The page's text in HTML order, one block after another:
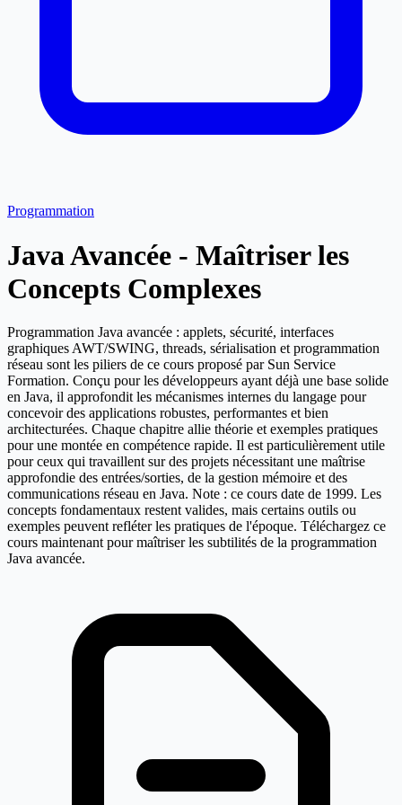
Programmation
Java Avancée - Maîtriser les
Concepts Complexes
Programmation Java avancée : applets, sécurité, interfaces
graphiques AWT/SWING, threads, sérialisation et programmation
réseau sont les piliers de ce cours proposé par Sun Service
Formation. Conçu pour les développeurs ayant déjà une base solide
en Java, il approfondit les mécanismes internes du langage pour
concevoir des applications robustes, performantes et bien
architecturées. Chaque chapitre allie théorie et exemples pratiques
pour une montée en compétence rapide. Il est particulièrement utile
pour ceux qui travaillent sur des projets nécessitant une maîtrise
approfondie des entrées/sorties, de la gestion mémoire et des
communications réseau en Java. Note : ce cours date de 1999. Les
concepts fondamentaux restent valides, mais certains outils ou
exemples peuvent refléter les pratiques de l'époque. Téléchargez ce
cours maintenant pour maîtriser les subtilités de la programmation
Java avancée.